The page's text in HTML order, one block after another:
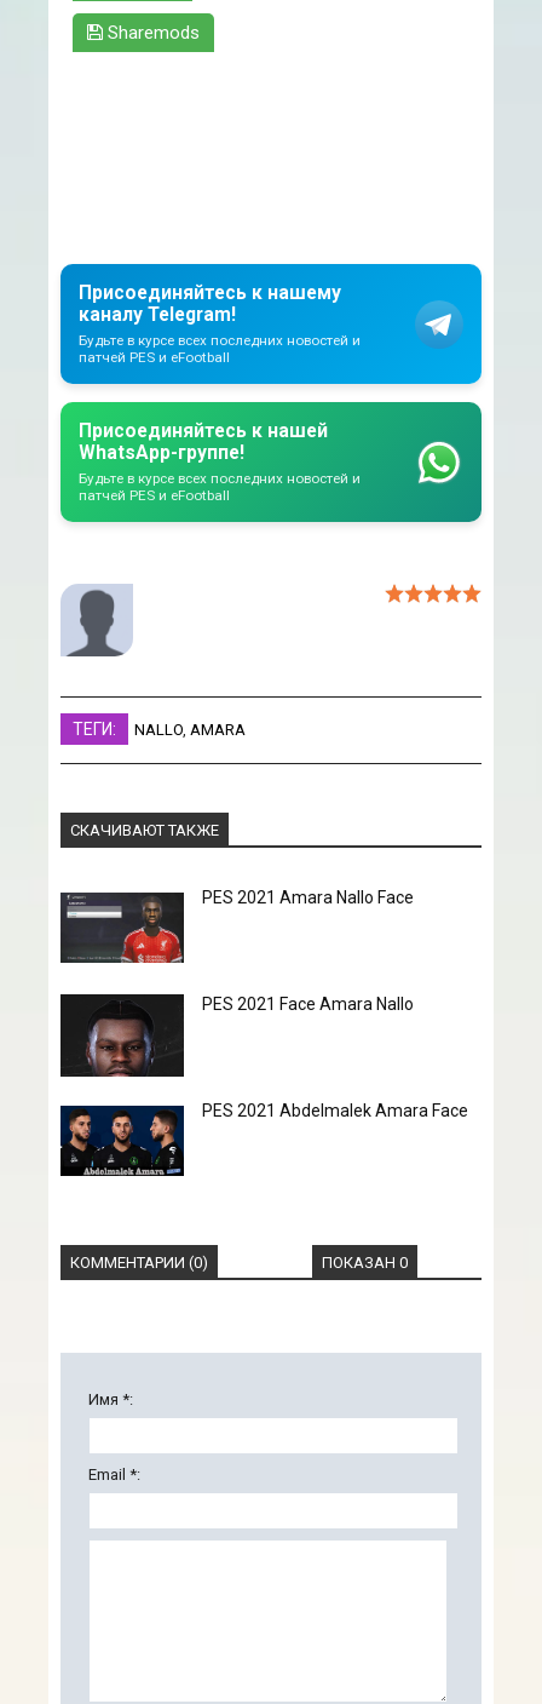
Sharemods
Присоединяйтесь к нашему
каналу Telegram!
Будьте в курсе всех последних новостей и
патчей PES и eFootball
Присоединяйтесь к нашей
WhatsApp-группе!
Будьте в курсе всех последних новостей и
патчей PES и eFootball
ТЕГИ: NALLO, AMARA
СКАЧИВАЮТ ТАКЖЕ
PES 2021 Amara Nallo Face
PES 2021 Face Amara Nallo
PES 2021 Abdelmalek Amara Face
КОММЕНТАРИИ (0) ПОКАЗАН 0
Имя *:
Email *: